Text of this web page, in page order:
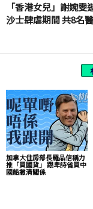
「香港女兒」謝婉雯
沙士肆虐期間 共8名
加拿大住房部長羅品信稱力
推「買國貨」 跟卑詩省買中
國船撇清關係